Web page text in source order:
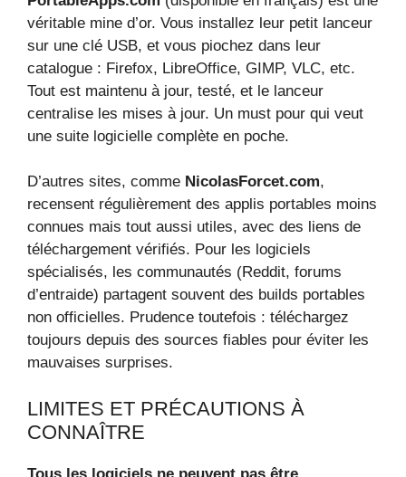
véritable mine d’or. Vous installez leur petit lanceur
sur une clé USB, et vous piochez dans leur
catalogue : Firefox, LibreOffice, GIMP, VLC, etc.
Tout est maintenu à jour, testé, et le lanceur
centralise les mises à jour. Un must pour qui veut
une suite logicielle complète en poche.
D’autres sites, comme NicolasForcet.com,
recensent régulièrement des applis portables moins
connues mais tout aussi utiles, avec des liens de
téléchargement vérifiés. Pour les logiciels
spécialisés, les communautés (Reddit, forums
d’entraide) partagent souvent des builds portables
non officielles. Prudence toutefois : téléchargez
toujours depuis des sources fiables pour éviter les
mauvaises surprises.
LIMITES ET PRÉCAUTIONS À
CONNAÎTRE
Tous les logiciels ne peuvent pas être